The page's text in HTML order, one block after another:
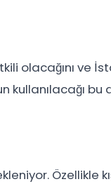
olacağını ve
kullanılacağı bu
Özellikle